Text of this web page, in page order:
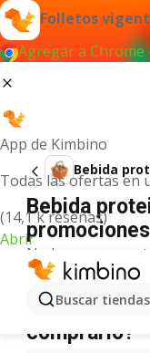
Folletos
Agregar a Chrome
App de Kimbino
Todas las ofertas en
(14,1 k reseñas)
Abrir
Buscar
Bebida
Bebida
promociones
No hemos
término.
Bebida
comprarlo?